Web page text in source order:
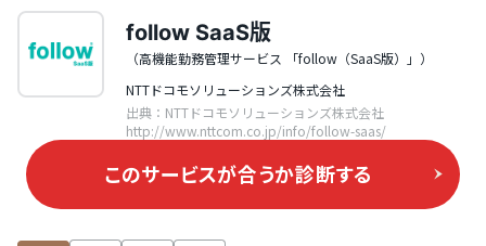
follow SaaS版
（高機能勤務管理サービス 「follow（SaaS版）」）
NTTドコモソリューションズ株式会社
出典：NTTドコモソリューションズ株式会社
http://www.nttcom.co.jp/info/follow-saas/
このサービスが合うか診断する